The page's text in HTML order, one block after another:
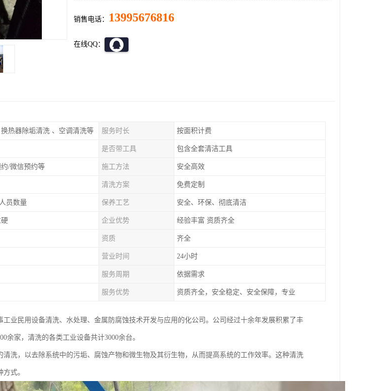
销售电话： 13995676816
在线QQ：
热器除垢清洗 、空调清洗等 服务时长 按面积计费
是否带工具 包含全套清洁工具
/微信预约等 施工方法 安全高效
清洗方案 免费定制
员数量 保养工艺 安全、环保、彻底清洁
企业优势 经验丰富 资质齐全
资质 齐全
营业时间 24小时
服务周期 依据需求
服务优势 资质齐全，安全稳定、安全保障，专业
业民用设备清洗、水处理、金属防腐蚀技术开发与应用的化公司。公司经过十余年发展积累了丰
余家，清洗的各类工业设备共计3000余台。
清洗，以去除系统中的污垢、腐蚀产物和微生物及其衍生物，从而提高系统的工作效率。这种清洗
式。‌